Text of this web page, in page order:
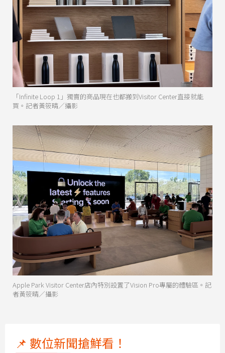
「Infinite Loop 1」獨賣的商品現在也都搬到Visitor Center直接就能
買。記者黃筱晴／攝影
Apple Park Visitor Center店內特別設置了Vision Pro專屬的體驗區。記
者黃筱晴／攝影
📌 數位新聞搶鮮看！